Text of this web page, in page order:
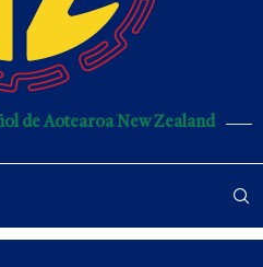
de Aotearoa New Zealand